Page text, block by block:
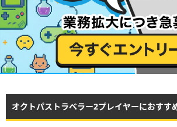
オクトパストラベラー2プレイヤーにおすす